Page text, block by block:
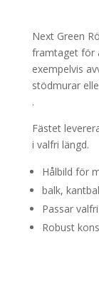
Next Green
framtaget för
exempelvis
stödmurar
.
Fästet
i valfri längd.
Hålbild för
balk,
Passar
Robust